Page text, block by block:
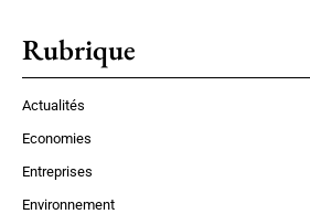
Rubrique
Actualités
Economies
Entreprises
Environnement